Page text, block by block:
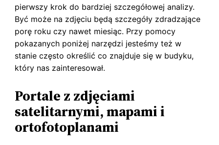
pierwszy krok do bardziej szczegółowej analizy.
Być może na zdjęciu będą szczegóły zdradzające
porę roku czy nawet miesiąc. Przy pomocy
pokazanych poniżej narzędzi jesteśmy też w
stanie często określić co znajduje się w budyku,
który nas zainteresował.
Portale z zdjęciami
satelitarnymi, mapami i
ortofotoplanami